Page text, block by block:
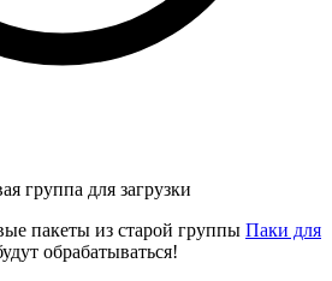
группа для загрузки
пакеты из старой группы Паки для
обрабатываться!